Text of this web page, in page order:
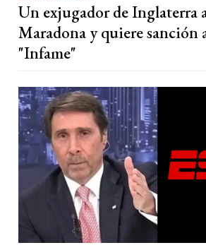
Un exjugador de Inglaterra
Maradona y quiere sanción
"Infame"